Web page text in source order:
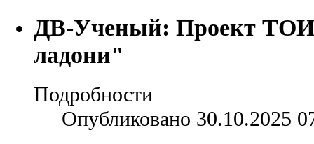
ДВ-Ученый: Проект
ладони"
Подробности
Опубликовано 30.10.2025